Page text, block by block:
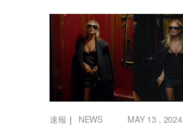
速報 ｜ NEWS MAY 13 , 2024